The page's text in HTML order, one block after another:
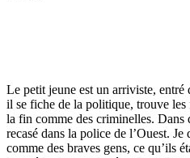
Le petit jeune est un arriviste,
il se fiche de la politique, trouve
la fin comme des criminelles. Dans
recasé dans la police de l’Ouest.
comme des braves gens, ce qu’ils